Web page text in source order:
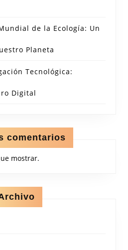
de la Ecología: Un
Planeta
Tecnológica:
Digital
comentarios
mostrar.